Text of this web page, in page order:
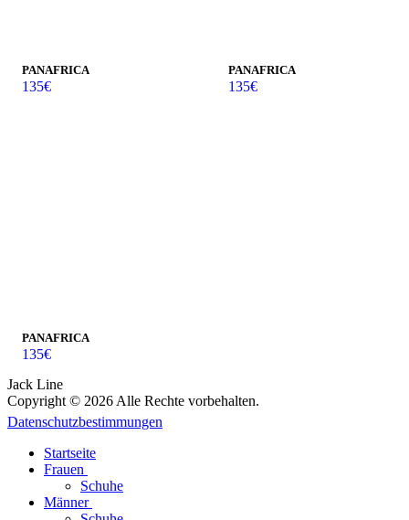
PANAFRICA
135€
PANAFRICA
135€
PANAFRICA
135€
Jack Line
Copyright © 2026 Alle Rechte vorbehalten.
Datenschutzbestimmungen
Startseite
Frauen
Schuhe
Männer